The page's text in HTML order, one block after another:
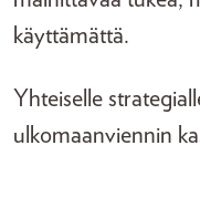
käyttämättä.
Yhteiselle
ulkomaanviennin